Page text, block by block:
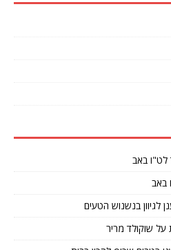
לט"ו באב
באב
לגיוון בנשנוש הטעים
שוקולד מריר